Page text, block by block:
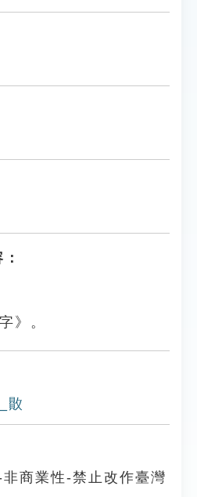
》。
贁
商業性-禁止改作臺灣